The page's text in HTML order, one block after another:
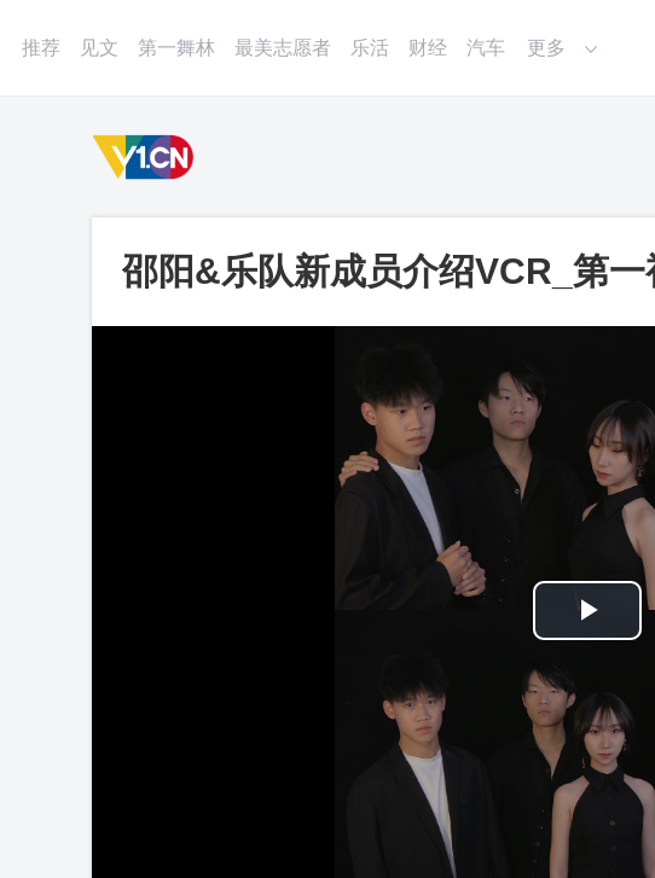
推荐 见文 第一舞林 最美志愿者 乐活 财经 汽车 更多
邵阳&乐队新成员介绍VCR_第一
Play